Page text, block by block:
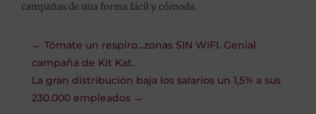
campañas de una forma fácil y cómoda.
← Tómate un respiro...zonas SIN WIFI. Genial
campaña de Kit Kat.
La gran distribución baja los salarios un 1,5% a sus
230.000 empleados→